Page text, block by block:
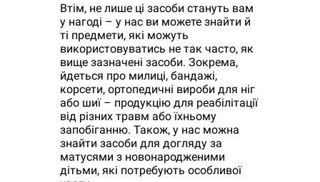
Втім, не лише ці засоби стануть вам
у нагоді – у нас ви можете знайти й
ті предмети, які можуть
використовуватись не так часто, як
вище зазначені засоби. Зокрема,
йдеться про милиці, бандажі,
корсети, ортопедичні вироби для ніг
або шиї – продукцію для реабілітації
від різних травм або їхньому
запобіганню. Також, у нас можна
знайти засоби для догляду за
матусями з новонародженими
дітьми, які потребують особливої